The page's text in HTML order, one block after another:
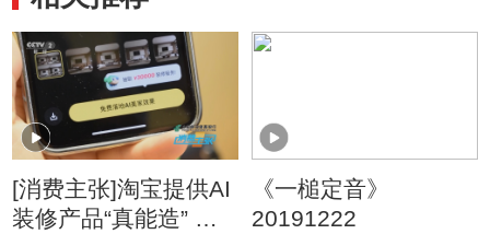
[消费主张]淘宝提供AI
装修产品“真能造” 助
《一槌定音》
20191222